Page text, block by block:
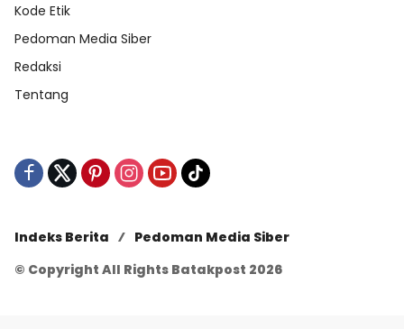
Kode Etik
Pedoman Media Siber
Redaksi
Tentang
Indeks Berita
Pedoman Media Siber
© Copyright All Rights Batakpost 2026